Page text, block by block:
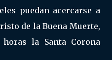
puedan acercarse a
de la Buena Muerte,
la Santa Corona